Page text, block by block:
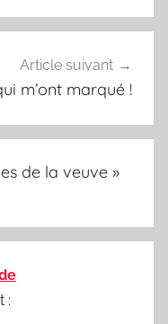
Article suivant
m’ont marqué !
de la veuve »
: